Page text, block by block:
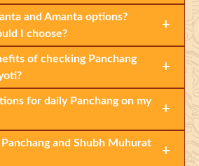
and Amanta options?
I choose?
+
of checking Panchang
+
for daily Panchang on my
+
and Shubh Muhurat
+